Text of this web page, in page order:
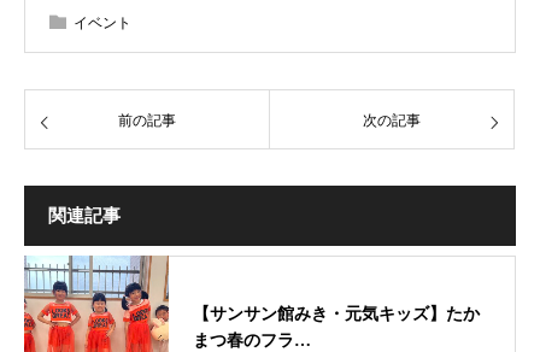
イベント
前の記事 次の記事
関連記事
【サンサン館みき・元気キッズ】たか
まつ春のフラ…